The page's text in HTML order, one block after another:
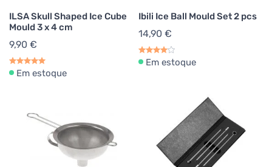
ILSA Skull Shaped Ice Cube
Mould 3 x 4 cm
9,90 €
Em estoque
Ibili Ice Ball Mould Set 2 pcs
14,90 €
Em estoque